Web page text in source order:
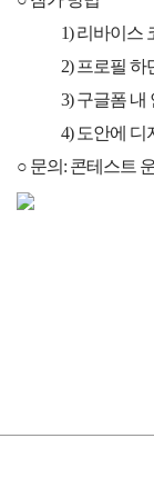
1) 리바이스
2) 프로필 하
3) 구글폼 내
4) 도안에 디
○ 문의: 콘테스트 운